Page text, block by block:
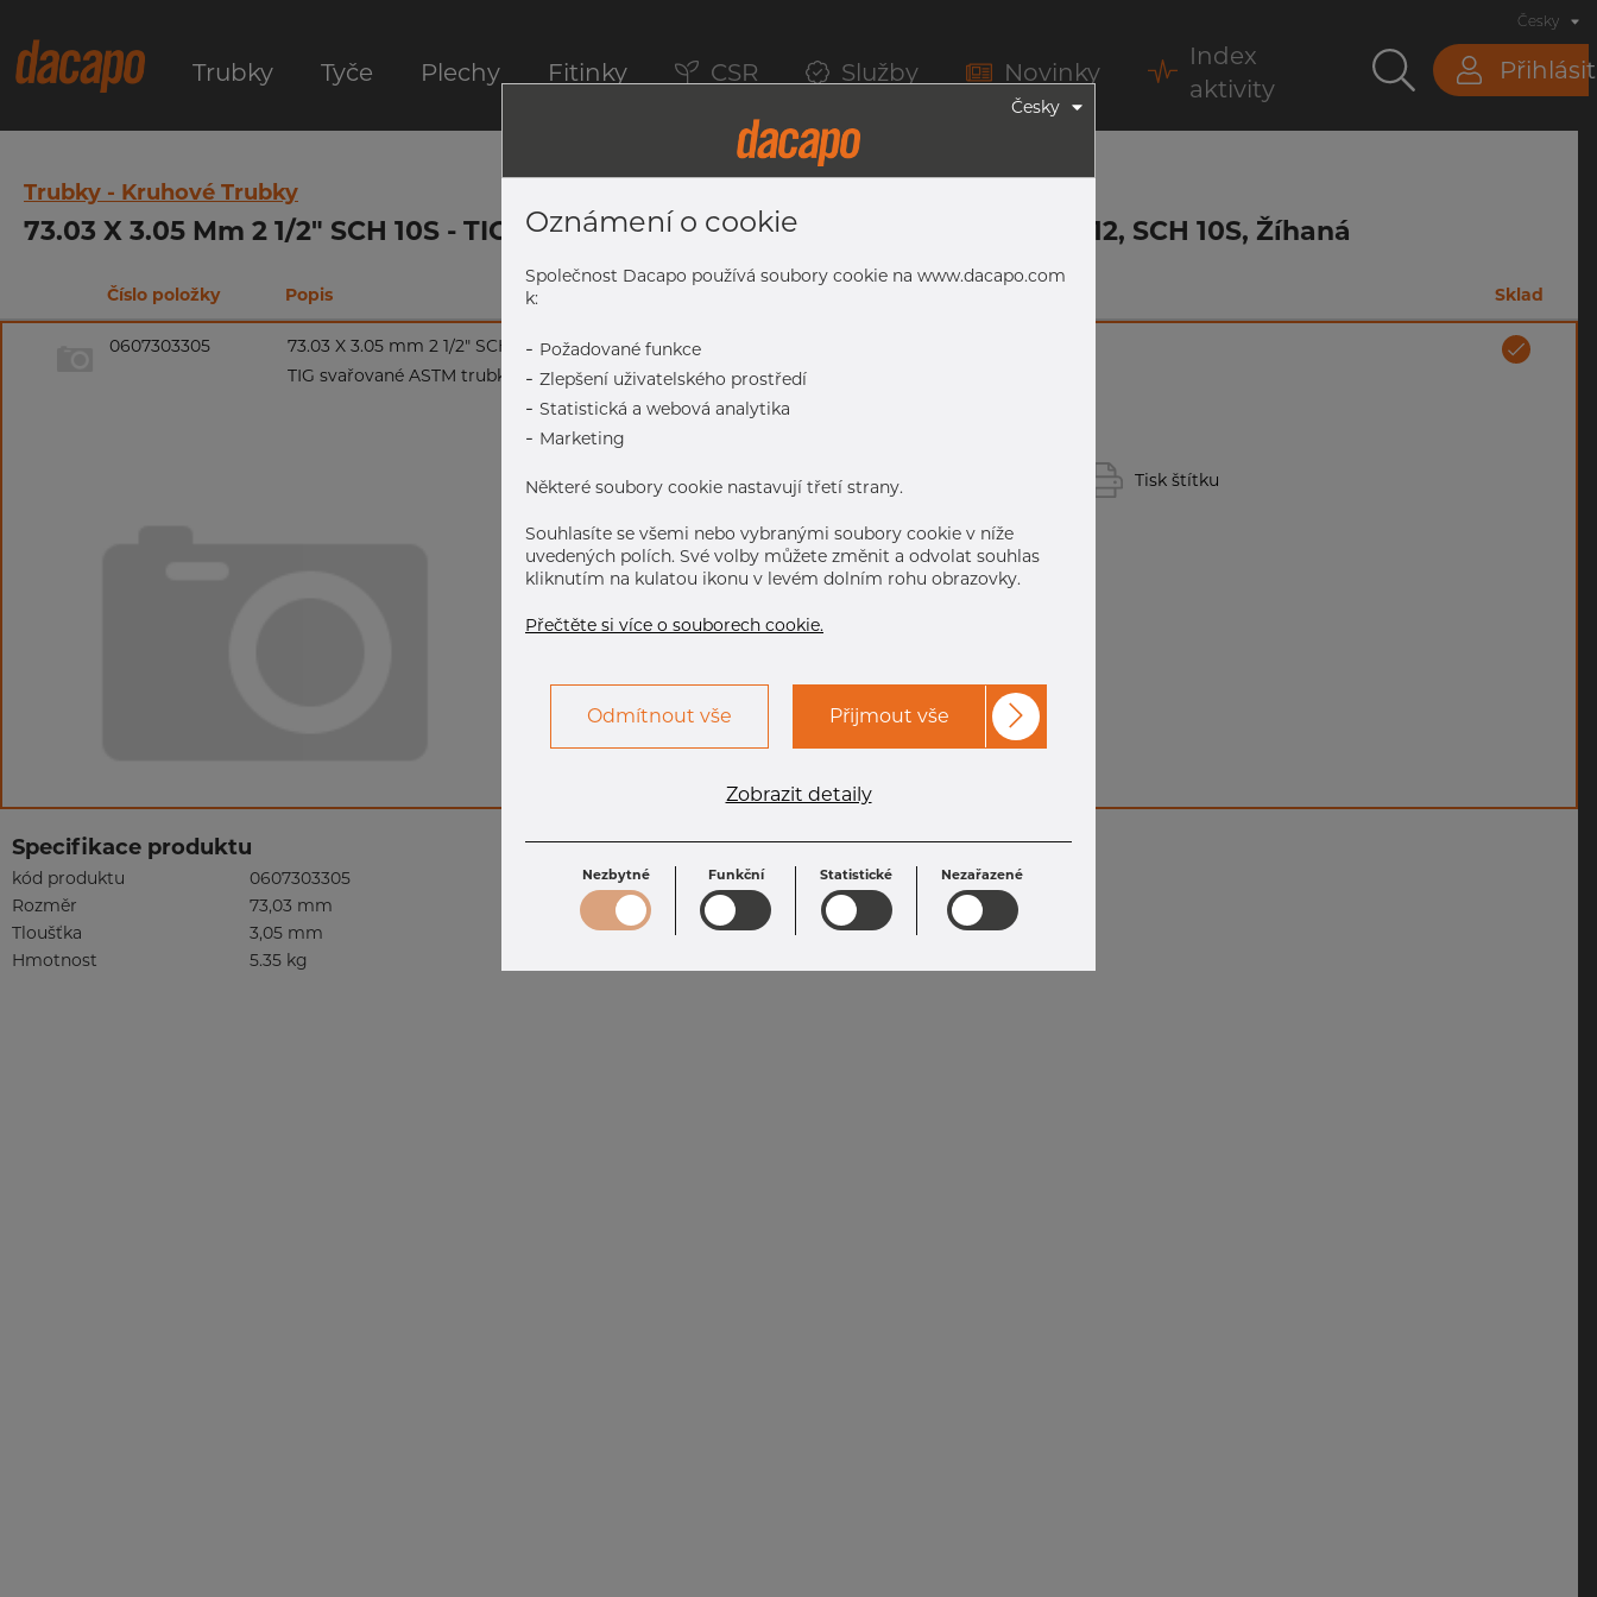
Trubky Tyče Plechy Fitinky CSR Služby Novinky
Index
aktivity
Přihlásit
Česky
Trubky - Kruhové Trubky
73.03 X 3.05 Mm 2 1/2" SCH 10S - TIG Svařované ASTM Trubky, 304L, Mořený, A312, SCH 10S, Žíhaná
Číslo položky Popis Sklad
0607303305
73.03 X 3.05 mm 2 1/2" SCH 10S
TIG svařované ASTM trubky, 304L, mořený, A312, SCH 10S, žíhaná
Tisk štítku
Specifikace produktu
kód produktu
0607303305
Rozměr
73,03 mm
Tloušťka
3,05 mm
Hmotnost
5.35 kg
Česky
Oznámení o cookie
Společnost Dacapo používá soubory cookie na www.dacapo.com
k:
- Požadované funkce
- Zlepšení uživatelského prostředí
- Statistická a webová analytika
- Marketing
Některé soubory cookie nastavují třetí strany.
Souhlasíte se všemi nebo vybranými soubory cookie v níže
uvedených polích. Své volby můžete změnit a odvolat souhlas
kliknutím na kulatou ikonu v levém dolním rohu obrazovky.
Přečtěte si více o souborech cookie.
Odmítnout vše Přijmout vše
Zobrazit detaily
Nezbytné Funkční Statistické Nezařazené